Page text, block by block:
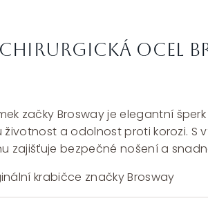
ocel
začky Brosway je elegantní
a odolnost proti korozi. S
zajišťuje bezpečné nošení a
krabičce značky Brosway